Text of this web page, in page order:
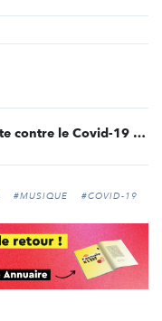
Société Générale engagée dans la lutte contre le Covid-19 avec son Programme Solidarité
#MUSIQUE #COVID-19